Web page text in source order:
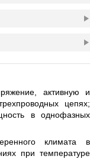
активную и
цепях;
в однофазных
климата в
при температуре